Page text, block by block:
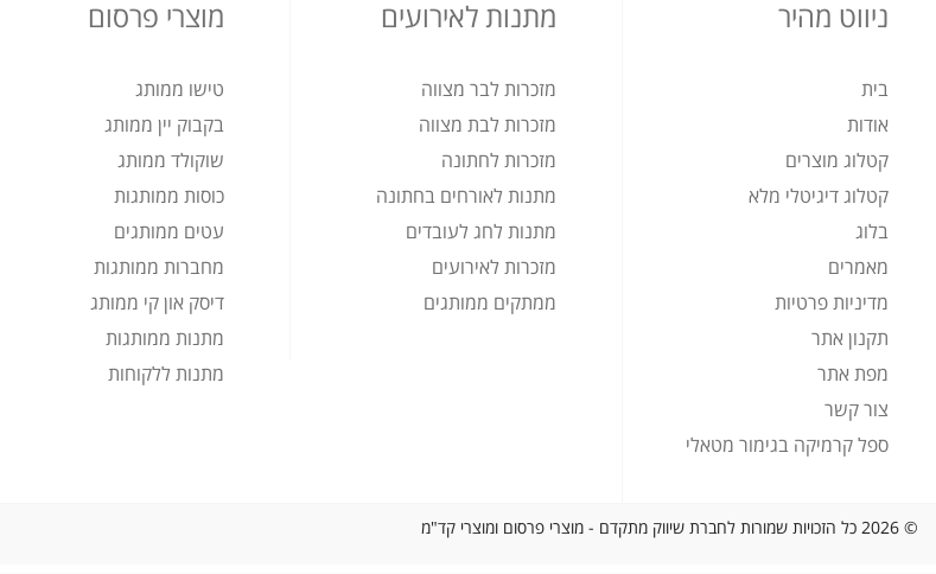
ניווט מהיר
בית
אודות
קטלוג מוצרים
קטלוג דיגיטלי מלא
בלוג
מאמרים
מדיניות פרטיות
תקנון אתר
מפת אתר
צור קשר
ספל קרמיקה בגימור מטאלי
מתנות לאירועים
מזכרות לבר מצווה
מזכרות לבת מצווה
מזכרות לחתונה
מתנות לאורחים בחתונה
מתנות לחג לעובדים
מזכרות לאירועים
ממתקים ממותגים
מוצרי פרסום
טישו ממותג
בקבוק יין ממותג
שוקולד ממותג
כוסות ממותגות
עטים ממותגים
מחברות ממותגות
דיסק און קי ממותג
מתנות ממותגות
מתנות ללקוחות
© 2026 כל הזכויות שמורות לחברת שיווק מתקדם - מוצרי פרסום ומוצרי קד"מ